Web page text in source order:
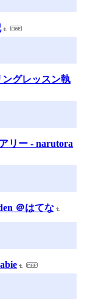
グレッスン執
リー - narutora
＠はてな